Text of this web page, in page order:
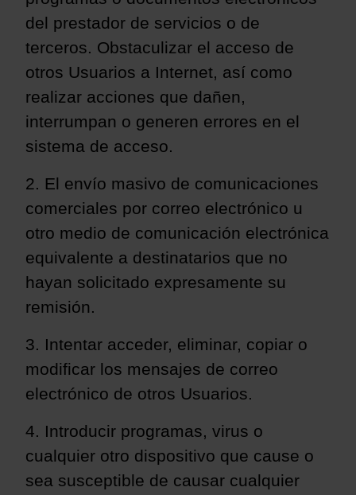
del prestador de servicios o de
terceros. Obstaculizar el acceso de
otros Usuarios a Internet, así como
realizar acciones que dañen,
interrumpan o generen errores en el
sistema de acceso.
2. El envío masivo de comunicaciones
comerciales por correo electrónico u
otro medio de comunicación electrónica
equivalente a destinatarios que no
hayan solicitado expresamente su
remisión.
3. Intentar acceder, eliminar, copiar o
modificar los mensajes de correo
electrónico de otros Usuarios.
4. Introducir programas, virus o
cualquier otro dispositivo que cause o
sea susceptible de causar cualquier